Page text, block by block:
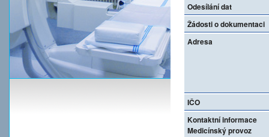
Odesílání dat
Žádosti o dokumentaci
Adresa
IČO
Kontaktní informace
Medicínský provoz